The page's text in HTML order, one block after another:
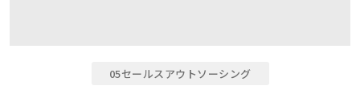
05セールスアウトソーシング